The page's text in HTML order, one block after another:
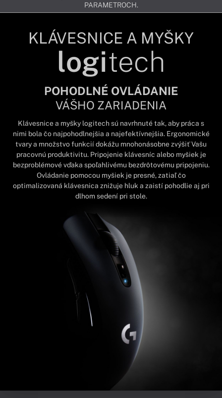
PARAMETROCH.
KLÁVESNICE A MYŠKY
logitech
POHODLNÉ OVLÁDANIE
VÁŠHO ZARIADENIA
Klávesnice a myšky logitech sú navrhnuté tak, aby práca s
nimi bola čo najpohodlnejšia a najefektívnejšia. Ergonomické
tvary a množstvo funkcií dokážu mnohonásobne zvýšiť Vašu
pracovnú produktivitu. Pripojenie klávesníc alebo myšiek je
bezproblémové vďaka spoľahlivému bezdrôtovému pripojeniu.
Ovládanie pomocou myšiek je presné, zatiaľ čo
optimalizovaná klávesnica znižuje hluk a zaistí pohodlie aj pri
dlhom sedení pri stole.